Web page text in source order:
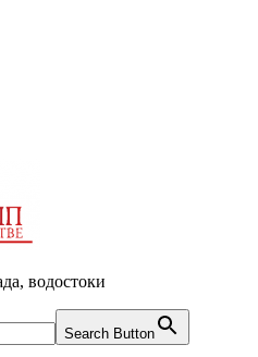
водостоки
Search Button